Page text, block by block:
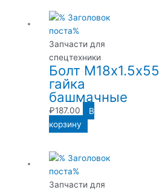
Запчасти для
спецтехники
Болт М18х1.5х55
гайка
башмачные
₽187.00
В
корзину
Запчасти для